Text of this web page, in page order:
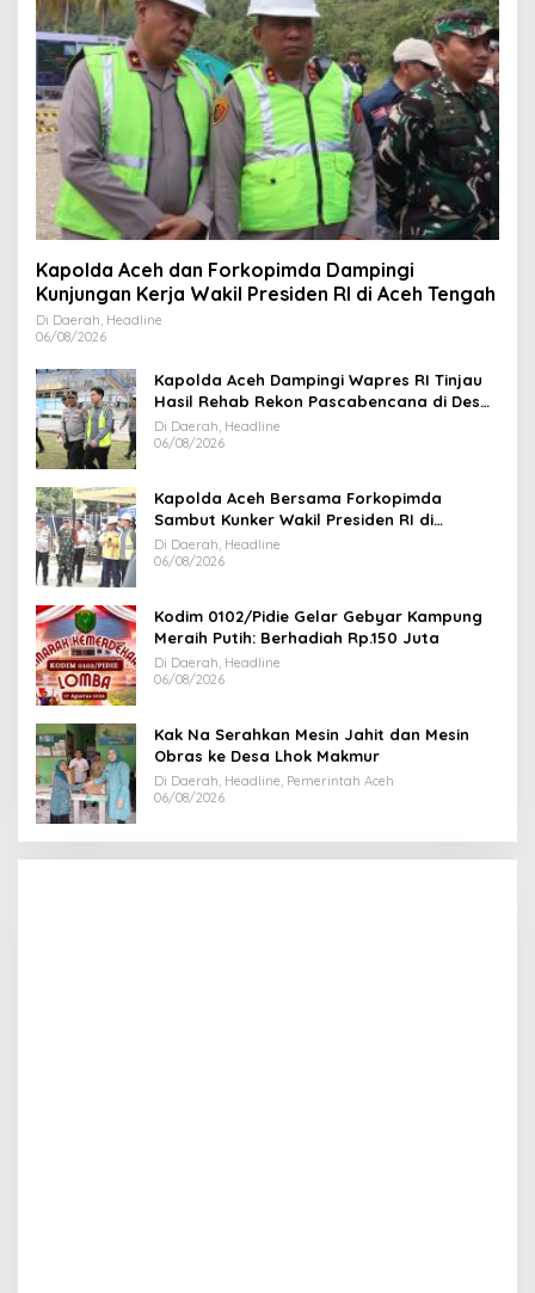
Kapolda Aceh dan Forkopimda Dampingi
Kunjungan Kerja Wakil Presiden RI di Aceh Tengah
Di Daerah, Headline
06/08/2026
Kapolda Aceh Dampingi Wapres RI Tinjau
Hasil Rehab Rekon Pascabencana di Desa
Kendawi Gayo Lues
Di Daerah, Headline
06/08/2026
Kapolda Aceh Bersama Forkopimda
Sambut Kunker Wakil Presiden RI di
Kabupaten Bireuen
Di Daerah, Headline
06/08/2026
Kodim 0102/Pidie Gelar Gebyar Kampung
Meraih Putih: Berhadiah Rp.150 Juta
Di Daerah, Headline
06/08/2026
Kak Na Serahkan Mesin Jahit dan Mesin
Obras ke Desa Lhok Makmur
Di Daerah, Headline, Pemerintah Aceh
06/08/2026